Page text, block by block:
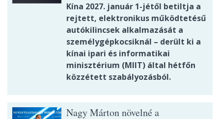
Kína 2027. január 1-jétől betiltja a
rejtett, elektronikus működtetésű
autókilincsek alkalmazását a
személygépkocsiknál – derült ki a
kínai ipari és informatikai
minisztérium (MIIT) által hétfőn
közzétett szabályozásból.
Nagy Márton növelné a